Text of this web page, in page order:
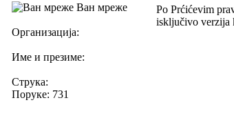
Ван мреже
Организација:
Име и презиме:
Струка:
Поруке: 731
Po Prćićevim
isključivo verzija